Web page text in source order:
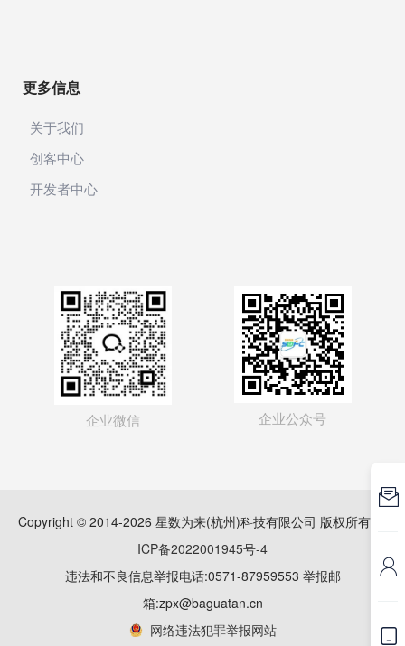
更多信息
关于我们
创客中心
开发者中心
企业微信 企业公众号
Copyright © 2014-2026 星数为来(杭州)科技有限公司 版权所有
ICP备2022001945号-4
违法和不良信息举报电话:0571-87959553 举报邮
箱:zpx@baguatan.cn
网络违法犯罪举报网站


